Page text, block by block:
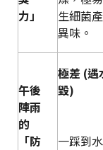
力」
生細菌
異味。
午後
陣雨
的
「防
極差 (遇
毀)
一踩到